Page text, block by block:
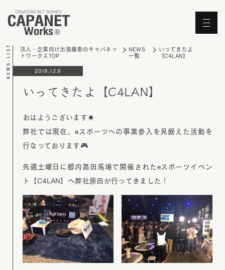
法人・企業向け出張撮影のキャパネッ
トワークスTOP
NEWS
一覧
いってきたよ
【C4LAN】
2019.12.9
いってきたよ【C4LAN】
おはようございます☀️
弊社では現在、eスポーツへの事業参入を見据えた活動を
行なっております🎮
先週土曜日に都内高田馬場で開催されたeスポーツイベン
ト【C4LAN】へ弊社原田が行ってきました！